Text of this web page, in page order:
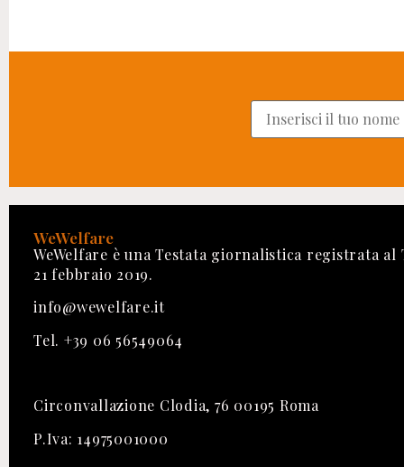
WeWelfare
WeWelfare è una Testata giornalistica registrata al
21 febbraio 2019.
info@wewelfare.it
Tel. +39 06 56549064
Circonvallazione Clodia, 76 00195 Roma
P.Iva: 14975001000